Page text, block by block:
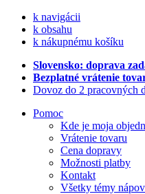
k navigácii
k obsahu
k nákupnému košíku
Slovensko: doprava
Bezplatné vrátenie
Dovoz do 2 pracovných
Pomoc
Kde je moja
Vrátenie tovaru
Cena dopravy
Možnosti platby
Kontakt
Všetky témy